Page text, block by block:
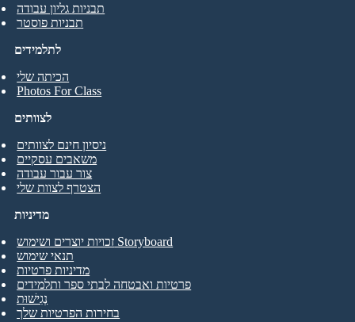
לתלמידים
הכיתה שלי
Photos For Class
תבניות גליון עבודה
תבניות פוסטר
לצוותים
ניסיון חינם לצוותים
משאבים עסקיים
צור עבור עבודה
הצטרף לצוות שלי
מדיניות
זכויות יוצרים ושימוש Storyboard
תנאי שימוש
מדיניות פרטיות
פרטיות ואבטחה לבתי ספר ותלמידים
נְגִישׁוּת
בחירות הפרטיות שלך